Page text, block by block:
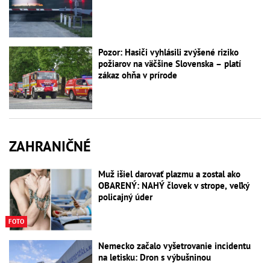
Pozor: Hasiči vyhlásili zvýšené riziko
požiarov na väčšine Slovenska – platí
zákaz ohňa v prírode
ZAHRANIČNÉ
FOTO
Muž išiel darovať plazmu a zostal ako
OBARENÝ: NAHÝ človek v strope, veľký
policajný úder
Nemecko začalo vyšetrovanie incidentu
na letisku: Dron s výbušninou